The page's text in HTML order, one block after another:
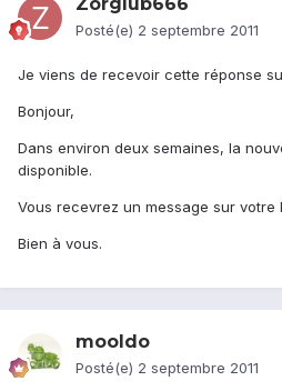
Zorglub666
Posté(e) 2 septembre 2011
Je viens de recevoir cette réponse
Bonjour,
Dans environ deux semaines, la
disponible.
Vous recevrez un message sur votre
Bien à vous.
mooldo
Posté(e) 2 septembre 2011